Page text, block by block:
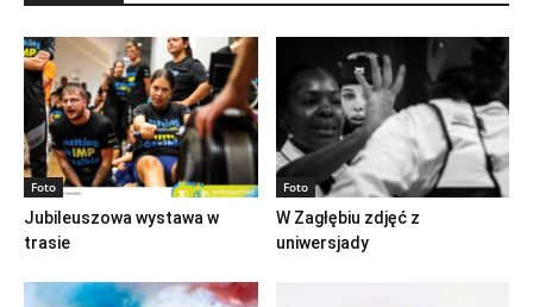
Foto
Jubileuszowa wystawa w
trasie
Foto
W Zagłębiu zdjęć z
uniwersjady